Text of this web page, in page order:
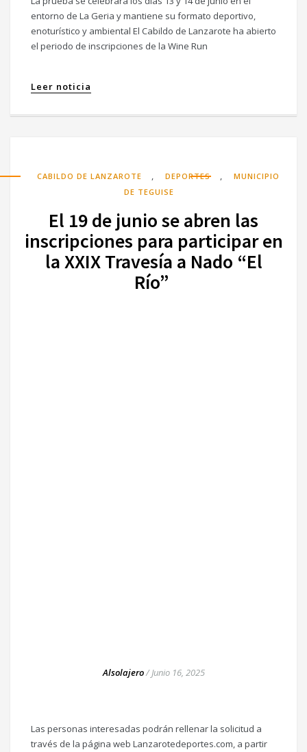
entorno de La Geria y mantiene su formato deportivo,
enoturístico y ambiental El Cabildo de Lanzarote ha abierto
el periodo de inscripciones de la Wine Run
Leer noticia
CABILDO DE LANZAROTE , DEPORTES ,
MUNICIPIO
DE TEGUISE
El 19 de junio se abren las
inscripciones para participar en
la XXIX Travesía a Nado “El
Río”
Alsolajero/Junio 16, 2025
Las personas interesadas podrán rellenar la solicitud a
través de la página web Lanzarotedeportes.com, a partir